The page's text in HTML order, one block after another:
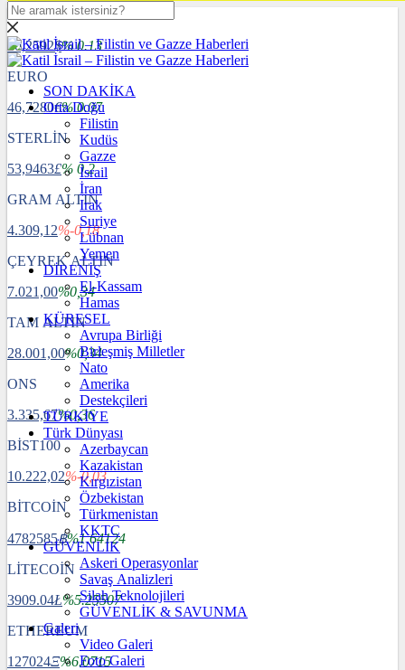
DOLAR
40,2592$% 0.13
EURO
46,7280€% 0.07
STERLİN
53,9463£% 0.2
GRAM ALTIN
4.309,12%-0,18
ÇEYREK ALTIN
7.021,00%0,34
TAM ALTIN
28.001,00%0,34
ONS
3.335,67%0,36
BİST100
10.222,02%-0,03
BİTCOİN
4782585฿%1.64124
LİTECOİN
3909.04Ł%5.25507
ETHEREUM
127024Ξ%6.0715
SON DAKİKA
Orta Doğu
Filistin
Kudüs
Gazze
İsrail
İran
Irak
Suriye
Lübnan
Yemen
DİRENİŞ
El-Kassam
Hamas
KÜRESEL
Avrupa Birliği
Birleşmiş Milletler
Nato
Amerika
Destekçileri
TÜRKİYE
Türk Dünyası
Azerbaycan
Kazakistan
Kırgızistan
Özbekistan
Türkmenistan
KKTC
GÜVENLİK
Askeri Operasyonlar
Savaş Analizleri
Silah Teknolojileri
GÜVENLİK & SAVUNMA
Galeri
Video Galeri
Foto Galeri